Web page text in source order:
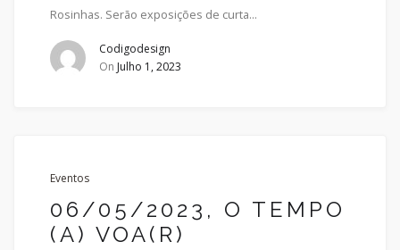
Rosinhas. Serão exposições de curta…
Codigodesign
On Julho 1, 2023
Eventos
06/05/2023, O TEMPO
(A) VOA(R)